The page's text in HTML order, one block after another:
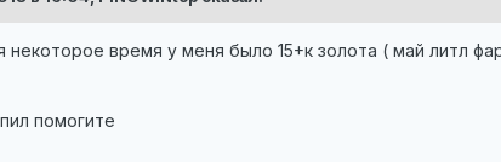
некоторое время у меня было 15+к золота ( май литл
помогите